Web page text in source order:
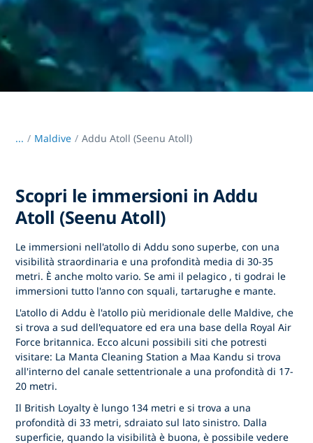
... / Maldive Addu Atoll (Seenu Atoll)
Scopri le immersioni in Addu
Atoll (Seenu Atoll)
Le immersioni nell'atollo di Addu sono superbe, con una
visibilità straordinaria e una profondità media di 30-35
metri. È anche molto vario. Se ami il pelagico , ti godrai le
immersioni tutto l'anno con squali, tartarughe e mante.
L'atollo di Addu è l'atollo più meridionale delle Maldive, che
si trova a sud dell'equatore ed era una base della Royal Air
Force britannica. Ecco alcuni possibili siti che potresti
visitare: La Manta Cleaning Station a Maa Kandu si trova
all'interno del canale settentrionale a una profondità di 17-
20 metri.
Il British Loyalty è lungo 134 metri e si trova a una
profondità di 33 metri, sdraiato sul lato sinistro. Dalla
superficie, quando la visibilità è buona, è possibile vedere